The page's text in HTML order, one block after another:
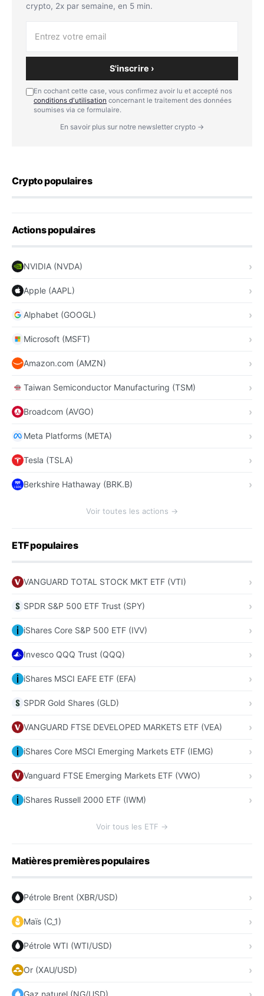
crypto, 2x par semaine, en 5 min.
S'inscrire ›
En cochant cette case, vous confirmez avoir lu et accepté nos
conditions d'utilisation concernant le traitement des données
soumises via ce formulaire.
En savoir plus sur notre newsletter crypto →
Crypto populaires
Actions populaires
NVIDIA (NVDA)
Apple (AAPL)
Alphabet (GOOGL)
Microsoft (MSFT)
Amazon.com (AMZN)
Taiwan Semiconductor Manufacturing (TSM)
Broadcom (AVGO)
Meta Platforms (META)
Tesla (TSLA)
Berkshire Hathaway (BRK.B)
Voir toutes les actions →
ETF populaires
VANGUARD TOTAL STOCK MKT ETF (VTI)
SPDR S&P 500 ETF Trust (SPY)
iShares Core S&P 500 ETF (IVV)
Invesco QQQ Trust (QQQ)
iShares MSCI EAFE ETF (EFA)
SPDR Gold Shares (GLD)
VANGUARD FTSE DEVELOPED MARKETS ETF (VEA)
iShares Core MSCI Emerging Markets ETF (IEMG)
Vanguard FTSE Emerging Markets ETF (VWO)
iShares Russell 2000 ETF (IWM)
Voir tous les ETF →
Matières premières populaires
Pétrole Brent (XBR/USD)
Maïs (C_1)
Pétrole WTI (WTI/USD)
Or (XAU/USD)